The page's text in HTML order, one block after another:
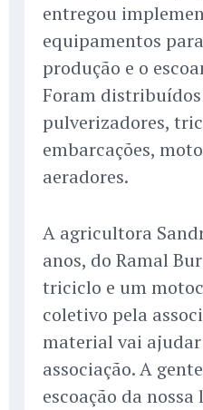
entregou
equipamentos
produção e o
Foram
pulverizadores,
embarcações,
aeradores.
A agricultora
anos, do Ramal
triciclo e um
coletivo pela
material vai
associação. A
escoação da